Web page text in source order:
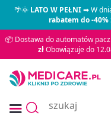
🌴🌞LATO W PEŁNI➡ W
rabatem do -40%
📦 Dostawa do automatów
złObowiązuje do